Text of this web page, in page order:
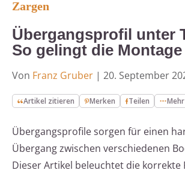
Zargen
Übergangsprofil unter
So gelingt die Montage
Von Franz Gruber | 20. September
Artikel zitieren Merken Teilen Mehr
Übergangsprofile sorgen für einen
Übergang zwischen verschiedenen
Dieser Artikel beleuchtet die